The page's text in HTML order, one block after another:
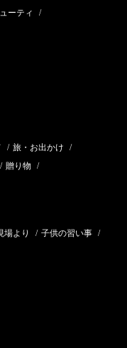
ーティ /
/ 旅・お出かけ /
/ 贈り物 /
場より / 子供の習い事 /